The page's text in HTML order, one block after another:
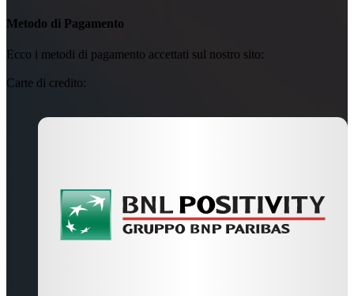
Metodo di Pagamento
Ecco i metodi di pagamento accettati sul nostro sito:
Carte di credito: